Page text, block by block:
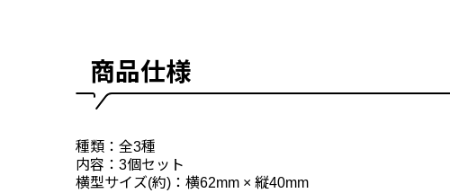
商品仕様
種類：全3種
内容：3個セット
横型サイズ(約)：横62mm × 縦40mm